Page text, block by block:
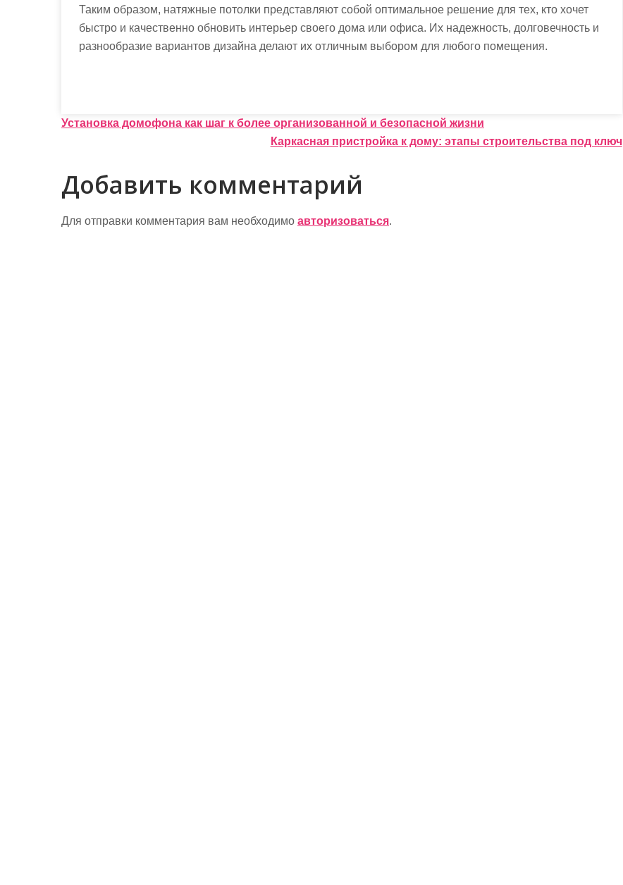
Таким образом, натяжные потолки представляют собой оптимальное решение для тех, кто хочет
быстро и качественно обновить интерьер своего дома или офиса. Их надежность, долговечность и
разнообразие вариантов дизайна делают их отличным выбором для любого помещения.
Н
в
и
г
Установка домофона как шаг к более организованной и безопасной жизни
Каркасная пристройка к дому: этапы строительства под ключ
Добавить комментарий
Для отправки комментария вам необходимо авторизоваться.